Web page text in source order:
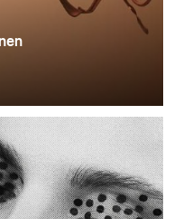
Kunststoff. Er
Loch durch die Mitte
sie anschließend
mehrschichtige,
zunächst